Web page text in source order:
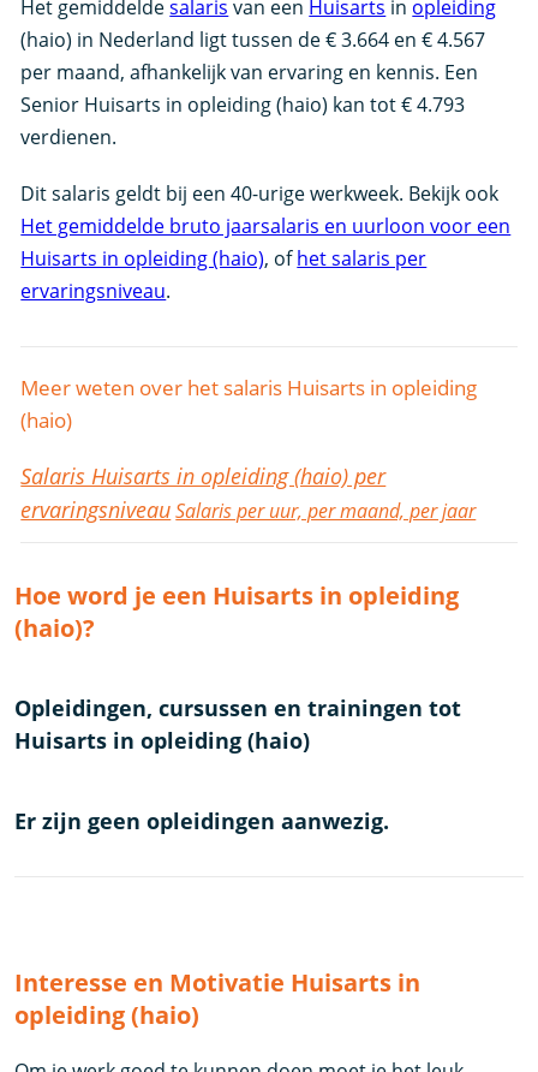
Het gemiddeldesalaris van een Huisarts in opleiding
(haio) in Nederland ligt tussen de € 3.664 en € 4.567
per maand, afhankelijk van ervaring en kennis. Een
Senior Huisarts in opleiding (haio) kan tot € 4.793
verdienen.
Dit salaris geldt bij een 40-urige werkweek. Bekijk ook
Het gemiddelde bruto jaarsalaris en uurloon voor een
Huisarts in opleiding (haio), ofhet salaris per
ervaringsniveau.
Meer weten over het salaris Huisarts in opleiding
(haio)
Salaris Huisarts in opleiding (haio) per
ervaringsniveauSalaris per uur, per maand, per jaar
Hoe word je een Huisarts in opleiding
(haio)?
Opleidingen, cursussen en trainingen tot
Huisarts in opleiding (haio)
Er zijn geen opleidingen aanwezig.
Interesse en Motivatie Huisarts in
opleiding (haio)